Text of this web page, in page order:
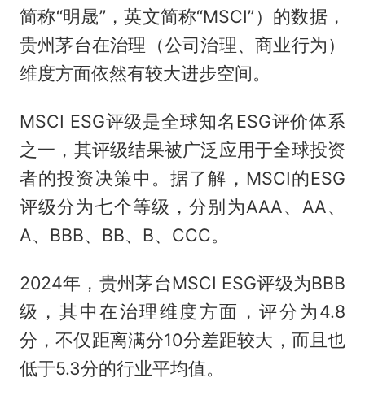
简称“明晟”，英文简称“MSCI”）的数据，
贵州茅台在治理（公司治理、商业行为）
维度方面依然有较大进步空间。
MSCI ESG评级是全球知名ESG评价体系
之一，其评级结果被广泛应用于全球投资
者的投资决策中。据了解，MSCI的ESG
评级分为七个等级，分别为AAA、AA、
A、BBB、BB、B、CCC。
2024年，贵州茅台MSCI ESG评级为BBB
级，其中在治理维度方面，评分为4.8
分，不仅距离满分10分差距较大，而且也
低于5.3分的行业平均值。